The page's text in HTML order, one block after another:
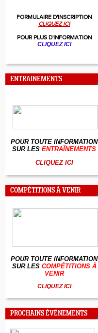
FORMULAIRE D'INSCRIPTION
CLIQUEZ ICI
POUR PLUS D'INFORMATION
CLIQUEZ ICI
ENTRAINEMENTS
POUR TOUTE INFORMATION
SUR LES ENTRAÎNEMENTS
CLIQUEZ ICI
COMPÉTITIONS À VENIR
POUR TOUTE INFORMATION
SUR LES COMPÉTITIONS À
VENIR
CLIQUEZ ICI
PROCHAINS ÉVÉNEMENTS